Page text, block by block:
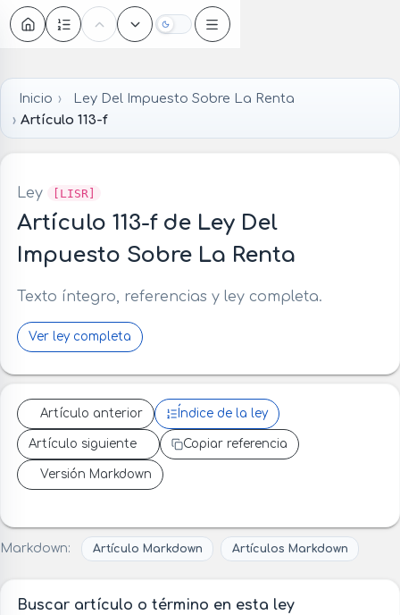
Oscuro
Inicio
Ley Del Impuesto Sobre La Renta
Artículo 113-f
Ley [LISR]
Artículo 113-f de Ley Del
Impuesto Sobre La Renta
Texto íntegro, referencias y ley completa.
Ver ley completa
Artículo anterior Índice de la ley
Artículo siguiente Copiar referencia
Versión Markdown
Markdown: Artículo Markdown Artículos Markdown
Buscar artículo o término en esta ley